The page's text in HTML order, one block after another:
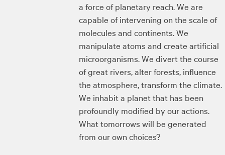
a force of planetary reach. We are
capable of intervening on the scale of
molecules and continents. We
manipulate atoms and create artificial
microorganisms. We divert the course
of great rivers, alter forests, influence
the atmosphere, transform the climate.
We inhabit a planet that has been
profoundly modified by our actions.
What tomorrows will be generated
from our own choices?